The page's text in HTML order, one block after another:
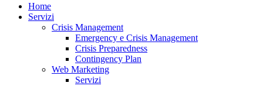
Home
Servizi
Crisis Management
Emergency e Crisis Management
Crisis Preparedness
Contingency Plan
Web Marketing
Servizi